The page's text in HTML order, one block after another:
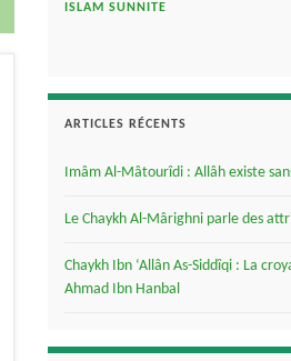
ISLAM SUNNITE
ARTICLES RÉCENTS
Imâm Al-Mâtourîdi : Allâh existe
Le Chaykh Al-Mârighni parle des
Chaykh Ibn ‘Allân As-Siddîqi : La
Ahmad Ibn Hanbal